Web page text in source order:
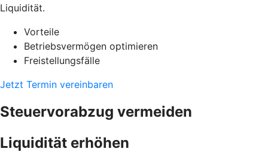
Liquidität.
Vorteile
Betriebsvermögen optimieren
Freistellungsfälle
Jetzt Termin vereinbaren
Steuervorabzug vermeiden
Liquidität erhöhen